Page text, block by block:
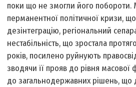
поки що не змогли його побороти.
перманентної політичної кризи,
дезінтеграцію, регіональний
нестабільність, що зростала
років, посилено руйнують
зводячи її прояв до рівня масової
до загальнодержавних рішень, що